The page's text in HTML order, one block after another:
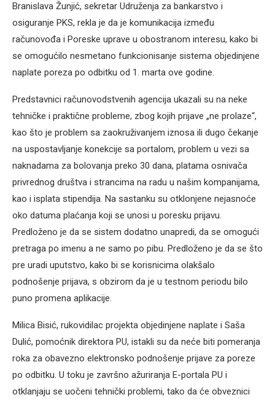
Branislava Žunjić, sekretar Udruženja za bankarstvo i
osiguranje PKS, rekla je da je komunikacija između
računovođa i Poreske uprave u obostranom interesu, kako bi
se omogućilo nesmetano funkcionisanje sistema objedinjene
naplate poreza po odbitku od 1. marta ove godine.
Predstavnici računovodstvenih agencija ukazali su na neke
tehničke i praktične probleme, zbog kojih prijave „ne prolaze“,
kao što je problem sa zaokruživanjem iznosa ili dugo čekanje
na uspostavljanje konekcije sa portalom, problem u vezi sa
naknadama za bolovanja preko 30 dana, platama osnivača
privrednog društva i strancima na radu u našim kompanijama,
kao i isplata stipendija. Na sastanku su otklonjene nejasnoće
oko datuma plaćanja koji se unosi u poresku prijavu.
Predloženo je da se sistem dodatno unapredi, da se omogući
pretraga po imenu a ne samo po pibu. Predloženo je da se što
pre uradi uputstvo, kako bi se korisnicima olakšalo
podnošenje prijava, s obzirom da je u testnom periodu bilo
puno promena aplikacije.
Milica Bisić, rukovidilac projekta objedinjene naplate i Saša
Dulić, pomoćnik direktora PU, istakli su da neće biti pomeranja
roka za obavezno elektronsko podnošenje prijave za poreze
po odbitku. U toku je završno ažuriranja E-portala PU i
otklanjaju se uočeni tehnički problemi, tako da će obveznici